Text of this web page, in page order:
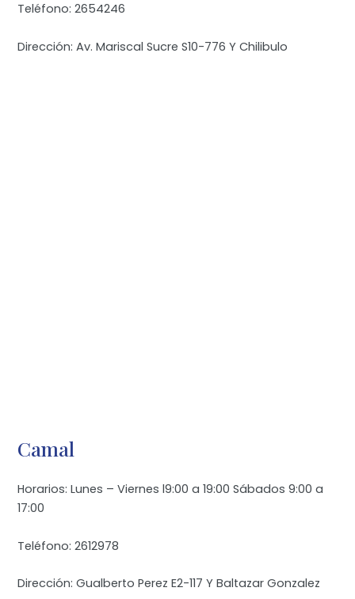
Teléfono: 2654246
Dirección: Av. Mariscal Sucre S10-776 Y Chilibulo
Camal
Horarios: Lunes – Viernes l9:00 a 19:00 Sábados 9:00 a
17:00
Teléfono: 2612978
Dirección: Gualberto Perez E2-117 Y Baltazar Gonzalez